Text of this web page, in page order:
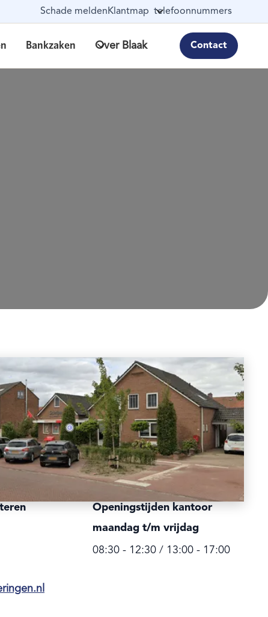
Schade meldenKlantmap telefoonnummers
Bankzaken Over Blaak Contact
Openingstijden kantoor
maandag t/m vrijdag
08:30 - 12:30 / 13:00 - 17:00